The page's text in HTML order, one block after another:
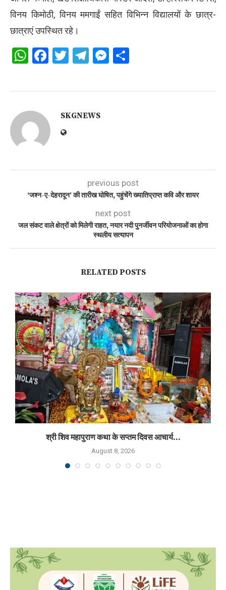
विनय किमोठी, विनय ममगाईं सहित विभिन्न विद्यालयों के छात्र-
छात्राएं उपस्थित रहे।
WhatsApp
Facebook
Twitter
Telegram
Messenger
SKGNEWS
previous post
‘जश्न-ए-देहरादून’ की तारीख घोषित, पहुंचेंगे ख्यातिप्राप्त कवि और शायर
next post
जल संकट वाले क्षेत्रों को मिलेगी राहत, नयार नदी पुनर्जीवन परियोजनाओं का होगा
स्थलीय सत्यापन
RELATED POSTS
श्री शिव महापुराण कथा के सप्तम दिवस आचार्य...
August 8, 2026